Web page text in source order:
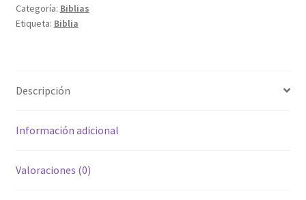
cantidad
Categoría: Biblias
Etiqueta: Biblia
Descripción
Información adicional
Valoraciones (0)